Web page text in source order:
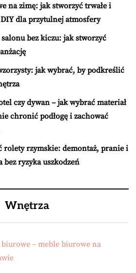
na zimę: jak stworzyć trwałe i
dla przytulnej atmosfery
bez kiczu: jak stworzyć
jak wybrać, by podkreślić
czy dywan – jak wybrać materiał
chronić podłogę i zachować
rolety rzymskie: demontaż, pranie i
bez ryzyka uszkodzeń
Wnętrza
– meble biurowe na